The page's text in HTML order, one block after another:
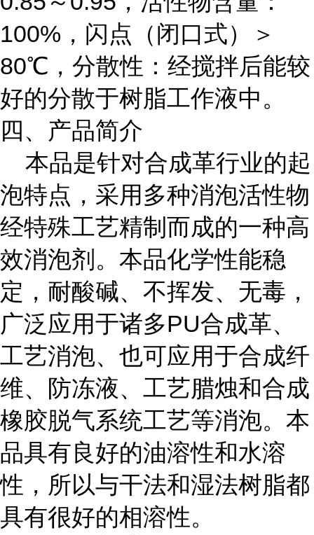
100%，闪点（闭口式）＞
80℃，分散性：经搅拌后能较
好的分散于树脂工作液中。
四、产品简介
本品是针对合成革行业的起
泡特点，采用多种消泡活性物
经特殊工艺精制而成的一种高
效消泡剂。本品化学性能稳
定，耐酸碱、不挥发、无毒，
广泛应用于诸多PU合成革、
工艺消泡、也可应用于合成纤
维、防冻液、工艺腊烛和合成
橡胶脱气系统工艺等消泡。本
品具有良好的油溶性和水溶
性，所以与干法和湿法树脂都
具有很好的相溶性。